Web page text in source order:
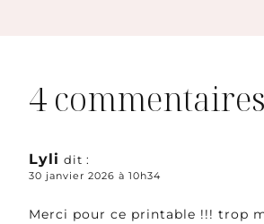
4 commentaires
Lyli dit :
30 janvier 2026 à 10h34
Merci pour ce printable !!! trop